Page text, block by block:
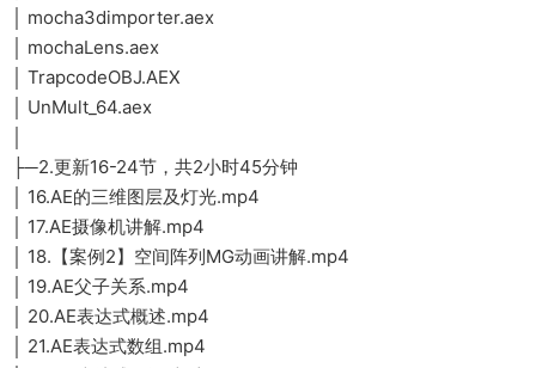
│ mocha3dimporter.aex
│ mochaLens.aex
│ TrapcodeOBJ.AEX
│ UnMult_64.aex
├─2.更新16-24节，共2小时45分钟
│ 16.AE的三维图层及灯光.mp4
│ 17.AE摄像机讲解.mp4
│ 18.【案例2】空间阵列MG动画讲解.mp4
│ 19.AE父子关系.mp4
│ 20.AE表达式概述.mp4
│ 21.AE表达式数组.mp4